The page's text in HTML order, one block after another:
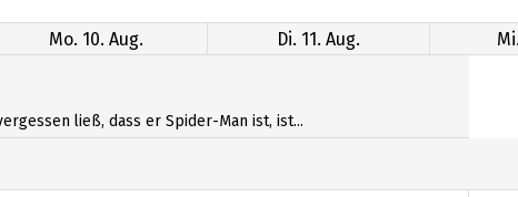
Mo. 10. Aug. Di. 11. Aug.
ließ, dass er Spider-Man ist, ist...